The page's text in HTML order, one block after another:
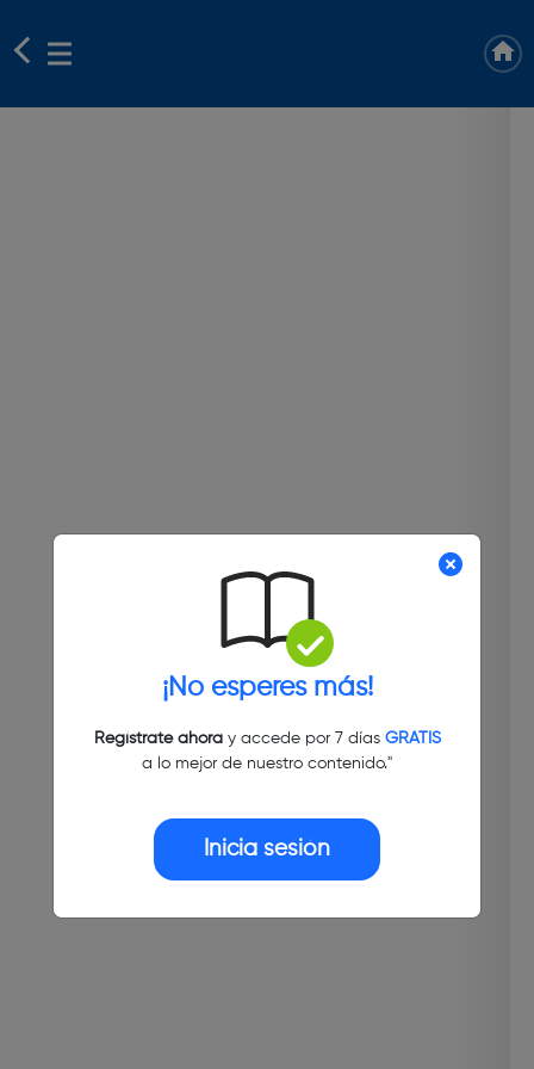
¡No esperes más!
Regístrate ahoray accede por 7 días GRATIS
a lo mejor de nuestro contenido."
Inicia sesión